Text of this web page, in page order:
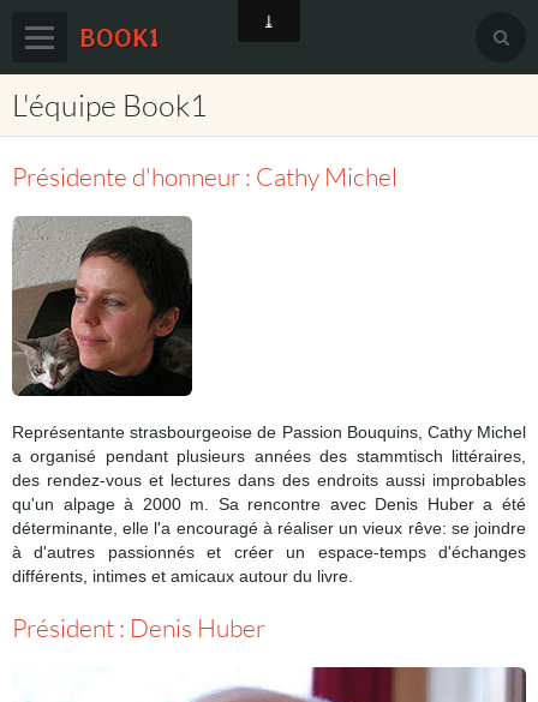
BOOK1
Accueil
Book1 sur Facebook
Le festival sur Facebook
Membres
Partenaires
Contact
L'équipe Book1
Présidente d'honneur : Cathy Michel
Représentante strasbourgeoise de Passion Bouquins, Cathy Michel
a organisé pendant plusieurs années des stammtisch littéraires,
des rendez-vous et lectures dans des endroits aussi improbables
qu'un alpage à 2000 m. Sa rencontre avec Denis Huber a été
déterminante, elle l'a encouragé à réaliser un vieux rêve: se joindre
àd'autres passionnés et créer un espace-temps d'échanges
différents, intimes et amicaux autour du livre.
Président : Denis Huber